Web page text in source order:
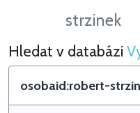
strzinek
Hledat v Vyjádření politiků
Hledat v databázi